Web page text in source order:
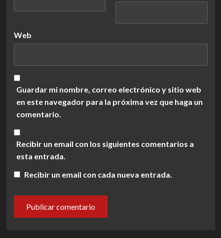
Web
Guardar mi nombre, correo electrónico y sitio web
en este navegador para la próxima vez que haga un
comentario.
Recibir un email con los siguientes comentarios a
esta entrada.
Recibir un email con cada nueva entrada.